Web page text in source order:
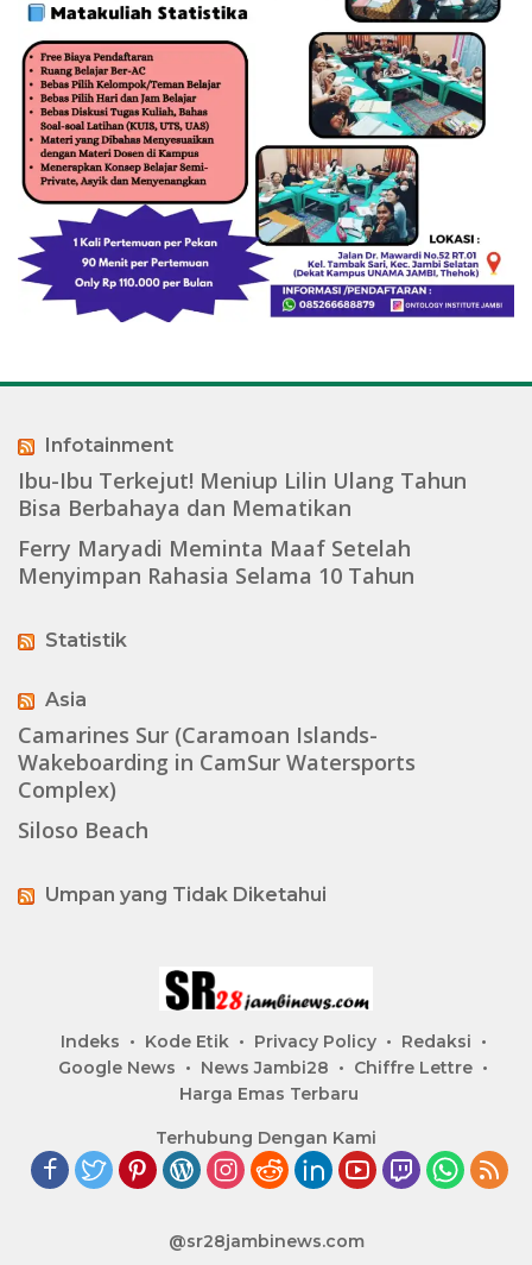
Infotainment
Ibu-Ibu Terkejut! Meniup Lilin Ulang Tahun
Bisa Berbahaya dan Mematikan
Ferry Maryadi Meminta Maaf Setelah
Menyimpan Rahasia Selama 10 Tahun
Statistik
Asia
Camarines Sur (Caramoan Islands-
Wakeboarding in CamSur Watersports
Complex)
Siloso Beach
Umpan yang Tidak Diketahui
Indeks Kode Etik Privacy Policy
Redaksi
Google News
News Jambi28
Chiffre Lettre
Harga Emas Terbaru
Terhubung Dengan Kami
@sr28jambinews.com